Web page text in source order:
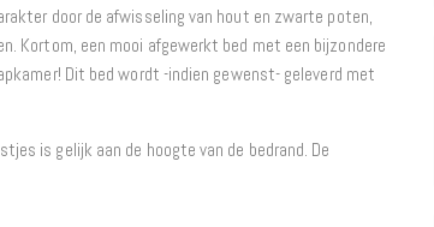
door de afwisseling van hout en zwarte poten,
Kortom, een mooi afgewerkt bed met een bijzondere
Dit bed wordt -indien gewenst- geleverd met
is gelijk aan de hoogte van de bedrand. De